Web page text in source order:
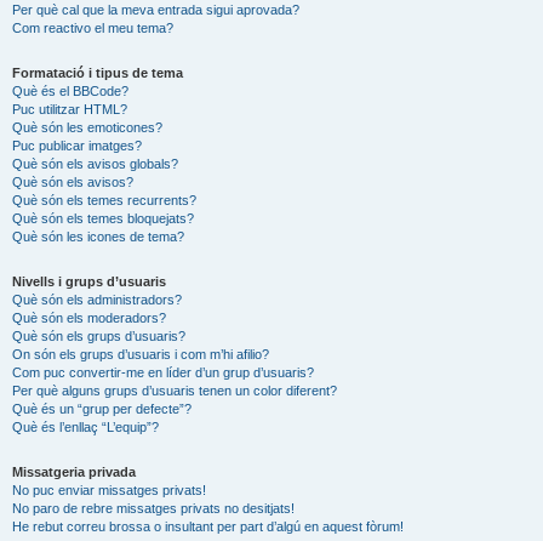
Per què cal que la meva entrada sigui aprovada?
Com reactivo el meu tema?
Formatació i tipus de tema
Què és el BBCode?
Puc utilitzar HTML?
Què són les emoticones?
Puc publicar imatges?
Què són els avisos globals?
Què són els avisos?
Què són els temes recurrents?
Què són els temes bloquejats?
Què són les icones de tema?
Nivells i grups d’usuaris
Què són els administradors?
Què són els moderadors?
Què són els grups d’usuaris?
On són els grups d’usuaris i com m’hi afilio?
Com puc convertir-me en líder d’un grup d’usuaris?
Per què alguns grups d’usuaris tenen un color diferent?
Què és un “grup per defecte”?
Què és l’enllaç “L’equip”?
Missatgeria privada
No puc enviar missatges privats!
No paro de rebre missatges privats no desitjats!
He rebut correu brossa o insultant per part d’algú en aquest fòrum!